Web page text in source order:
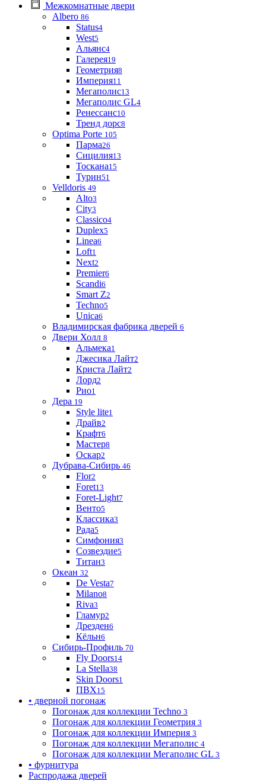
Межкомнатные двери
Albero 86
Status4
West5
Альянс4
Галерея19
Геометрия8
Империя11
Мегаполис13
Мегаполис GL4
Ренессанс10
Тренд дорс8
Optima Porte 105
Парма26
Сицилия13
Тоскана15
Турин51
Velldoris 49
Alto3
City3
Classico4
Duplex5
Linea6
Loft1
Next2
Premier6
Scandi6
Smart Z2
Techno5
Unica6
Владимирская фабрика дверей 6
Двери Холл 8
Альмека1
Джесика Лайт2
Криста Лайт2
Лорд2
Рио1
Дера 19
Style lite1
Драйв2
Крафт6
Мастер8
Оскар2
Дубрава-Сибирь 46
Flor2
Foret13
Foret-Light7
Венто5
Классика3
Рада5
Симфония3
Созвездие5
Титан3
Океан 32
De Vesta7
Milano8
Riva3
Гламур2
Дрезден6
Кёльн6
Сибирь-Профиль 70
Fly Doors14
La Stella38
Skin Doors1
ПВХ15
• дверной погонаж
Погонаж для коллекции Techno 3
Погонаж для коллекции Геометрия 3
Погонаж для коллекции Империя 3
Погонаж для коллекции Мегаполис 4
Погонаж для коллекции Мегаполис GL 3
• фурнитура
Распродажа дверей